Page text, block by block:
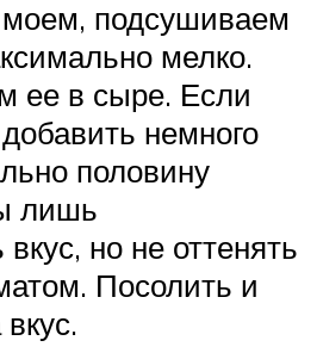
подсушиваем
мелко.
ее в сыре. Если
немного
половину
лишь
но не оттенять
Посолить и